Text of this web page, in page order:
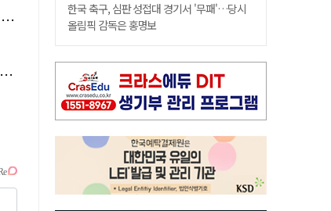
한국 축구, 심판 성접대 경기서 '무패'…당시
올림픽 감독은 홍명보